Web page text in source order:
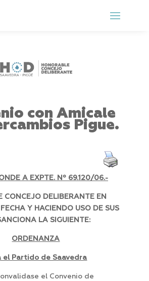
con Amicale
Pigue.
A EXPTE. Nº 69.120/06.-
CONCEJO DELIBERANTE EN
Y HACIENDO USO DE SUS
LA SIGUIENTE:
ORDENANZA
el Partido de Saavedra
el Convenio de